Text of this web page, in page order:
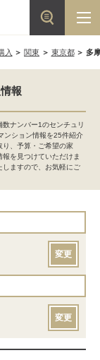
入 関東 東京都 多
報
ナンバー1のセンチュリ
ンション情報を25件紹介
り、予算・ご希望の家
を見つけていただけま
しますので、お気軽にご
変更
変更